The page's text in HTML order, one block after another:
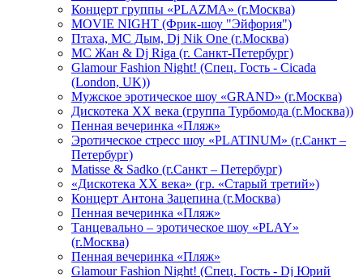
Концерт группы «PLAZMA» (г.Москва)
MOVIE NIGHT (Фрик-шоу "Эйфория")
Птаха, МС Дым, Dj Nik One (г.Москва)
МС Жан & Dj Riga (г. Санкт-Петербург)
Glamour Fashion Night! (Спец. Гость - Cicada
(London, UK))
Мужское эротическое шоу «GRAND» (г.Москва)
Дискотека XX века (группа Турбомода (г.Москва))
Пенная вечеринка «Пляж»
Эротическое стресс шоу «PLATINUM» (г.Санкт –
Петербург)
Matisse & Sadko (г.Санкт – Петербург)
«Дискотека ХХ века» (гр. «Старый третий»)
Концерт Антона Зацепина (г.Москва)
Пенная вечеринка «Пляж»
Танцевально – эротическое шоу «PLAY»
(г.Москва)
Пенная вечеринка «Пляж»
Glamour Fashion Night! (Спец. Гость - Dj Юрий